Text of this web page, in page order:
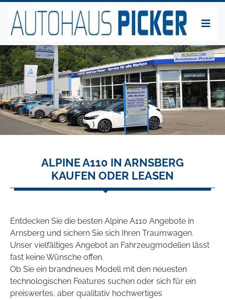
ALPINE A110 IN ARNSBERG
KAUFEN ODER LEASEN
Entdecken Sie die besten Alpine A110 Angebote in
Arnsberg und sichern Sie sich Ihren Traumwagen.
Unser vielfältiges Angebot an Fahrzeugmodellen lässt
fast keine Wünsche offen.
Ob Sie ein brandneues Modell mit den neuesten
technologischen Features suchen oder sich für ein
preiswertes, aber qualitativ hochwertiges